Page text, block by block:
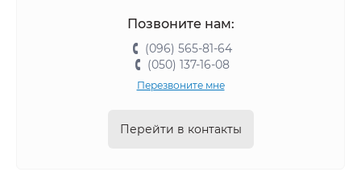
Позвоните нам:
(096) 565-81-64
(050) 137-16-08
Перезвоните мне
Перейти в контакты